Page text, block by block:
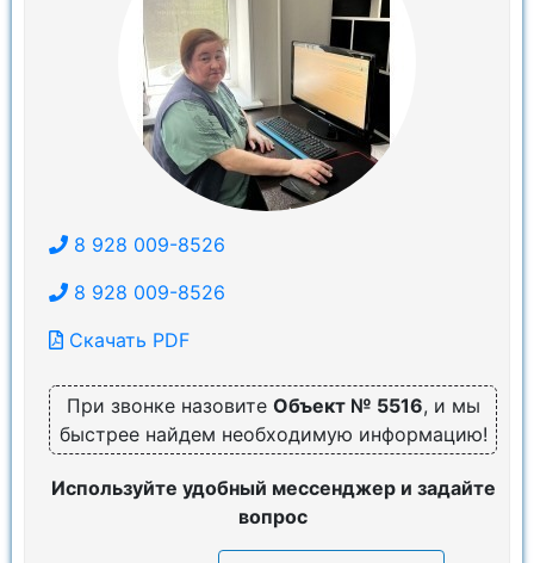
8 928 009-8526
8 928 009-8526
Скачать PDF
При звонке назовите Объект № 5516, и мы
быстрее найдем необходимую информацию!
Используйте удобный мессенджер и задайте
вопрос